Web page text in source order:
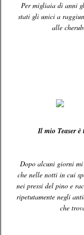
Per migliaia di anni
stati gli unici a
alle
Il mio Teaser
Dopo alcuni giorni mi
che nelle notti in cui
nei pressi del pino e
ripetutamente negli
che